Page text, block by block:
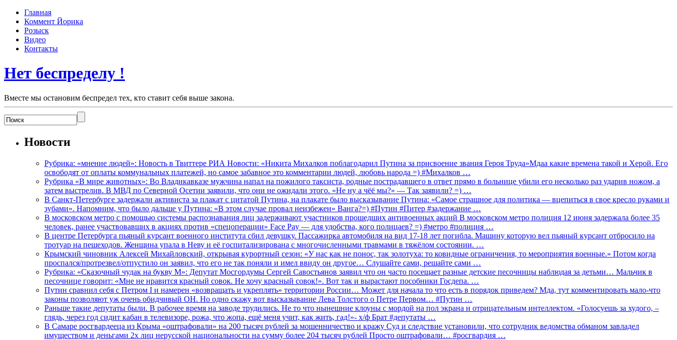
Главная
Коммент Йорика
Розыск
Видео
Контакты
Нет беспределу !
Вместе мы остановим беспредел тех, кто ставит себя выше закона.
Новости
Рубрика: «мнение людей»: Новость в Твиттере РИА Новости: «Никита Михалков поблагодарил Путина за присвоение звания Героя Труда»Мдаа какие времена такой и Херой. Его
освободят от оплаты коммунальных платежей, но самое забавное это комментарии людей, любовь народа =) #Михалков …
Рубрика «В мире животных»: Во Владикавказе мужчина напал на пожилого таксиста, родные пострадавшего в ответ прямо в больнице убили его несколько раз ударив ножом, а
затем выстрелив. В МВД по Северной Осетии заявили, что они не ожидали этого. «Не ну а чёё мы?» — Так заявили? =) …
В Санкт-Петербурге задержали активиста за плакат с цитатой Путина, на плакате было высказывание Путина: «Самое страшное для политика — вцепиться в свое кресло руками и
зубами». Напомним, что было дальше у Путина: «В этом случае провал неизбежен» Ванга?=) #Путин #Питер #задержание …
В московском метро с помощью системы распознавания лиц задерживают участников прошедших антивоенных акций В московском метро полиция 12 июня задержала более 35
человек, ранее участвовавших в акциях против «спецоперации» Face Pay — для удобства, кого полицаев? =) #метро #полиция …
В центре Петербурга пьяный курсант военного института сбил девушку. Пассажирка автомобиля на вид 17-18 лет погибла. Машину которую вел пьяный курсант отбросило на
тротуар на пешеходов. Женщина упала в Неву и её госпитализирована с многочисленными травмами в тяжёлом состоянии. …
Крымский чиновник Алексей Михайловский, открывая курортный сезон: «У нас как не понос, так золотуха: то ковидные ограничения, то мероприятия военные.» Потом когда
проспался/протрезвел/отпустило он заявил, что его не так поняли и имел ввиду он другое… Слушайте сами, решайте сами …
Рубрика: «Сказочный чудак на букву М»: Депутат Мосгордумы Сергей Савостьянов заявил что он часто посещает разные детские песочницы наблюдая за детьми… Мальчик в
песочнице говорит: «Мне не нравится красный совок. Не хочу красный совок!». Вот так и вырастают пособники Госдепа. …
Путин сравнил себя с Петром I и намерен «возвращать и укреплять» территории России… Может для начала то что есть в порядок приведем? Мда, тут комментировать мало-что
законы позволяют уж очень обидчивый ОН. Но одно скажу вот высказывание Лева Толстого о Петре Первом… #Путин …
Раньше такие депутаты были. В рабочее время на заводе трудились. Не то что нынешние клоуны с мордой на пол экрана и отрицательным интеллектом. «Голосуешь за худого, –
глядь, через год сидит кабан в телевизоре, рожа, что жопа, ещё меня учит, как жить, гад!»- х/ф Брат #депутаты …
В Самаре росгвардееца из Крыма «оштрафовали» на 200 тысяч рублей за мошенничество и кражу Суд и следствие установили, что сотрудник ведомства обманом завладел
имуществом и деньгами 2х лиц нерусской национальности на сумму более 204 тысяч рублей Просто оштрафовали… #росгвардия …